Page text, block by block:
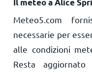
Il meteo a Alice
Meteo5.com
necessarie per
alle condizioni
Resta